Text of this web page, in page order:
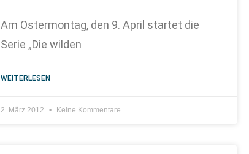
Am Ostermontag, den 9. April startet die
Serie „Die wilden
WEITERLESEN
2. März 2012 Keine Kommentare